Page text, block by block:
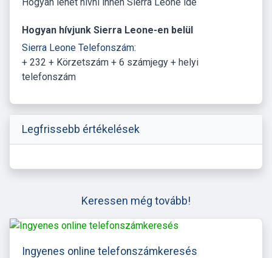
Hogyan hívjunk Sierra Leone-en belül
Sierra Leone Telefonszám:
+ 232 + Körzetszám + 6 számjegy + helyi
telefonszám
Legfrissebb értékelések
Keressen még tovább!
Ingyenes online telefonszámkeresés